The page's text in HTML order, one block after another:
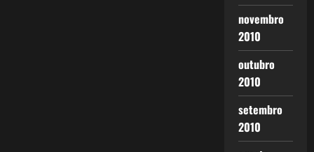
novembro
2010
outubro
2010
setembro
2010